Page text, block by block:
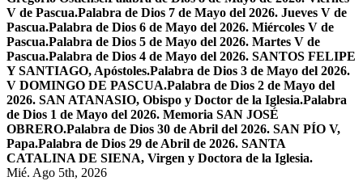
V de Pascua.Palabra de Dios 7 de Mayo del 2026. Jueves V de
Pascua.Palabra de Dios 6 de Mayo del 2026. Miércoles V de
Pascua.Palabra de Dios 5 de Mayo del 2026. Martes V de
Pascua.Palabra de Dios 4 de Mayo del 2026. SANTOS FELIPE
Y SANTIAGO, Apóstoles.Palabra de Dios 3 de Mayo del 2026.
V DOMINGO DE PASCUA.Palabra de Dios 2 de Mayo del
2026. SAN ATANASIO, Obispo y Doctor de la Iglesia.Palabra
de Dios 1 de Mayo del 2026. Memoria SAN JOSÉ
OBRERO.Palabra de Dios 30 de Abril del 2026. SAN PÍO V,
Papa.Palabra de Dios 29 de Abril de 2026. SANTA
CATALINA DE SIENA, Virgen y Doctora de la Iglesia.
Mié. Ago 5th, 2026